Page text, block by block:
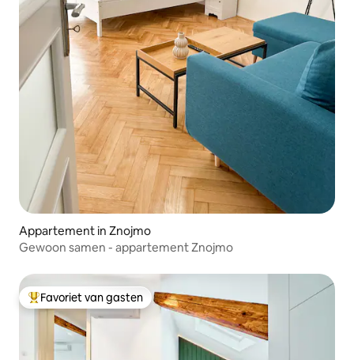
Appartement in Znojmo
Gewoon samen - appartement Znojmo
Topfavoriet van gasten
Favoriet van gasten